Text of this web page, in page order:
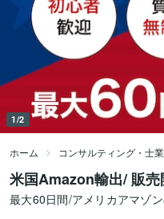
1/2
ホーム コンサルティング・士業
米国Amazon輸出/ 販
最大60日間/アメリカアマゾ